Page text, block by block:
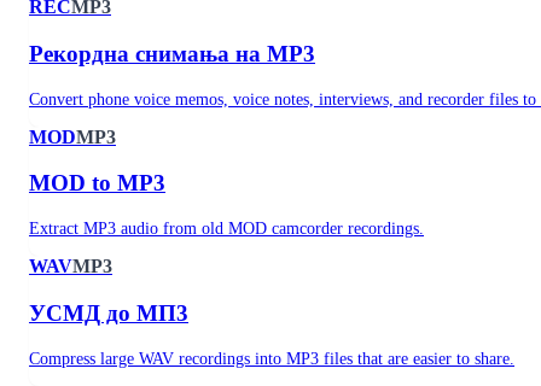
RECMP3
Рекордна снимања на MP3
Convert phone voice memos, voice notes, interviews, and recorder files
MODMP3
MOD to MP3
Extract MP3 audio from old MOD camcorder recordings.
WAVMP3
УСМД до МП3
Compress large WAV recordings into MP3 files that are easier to share.